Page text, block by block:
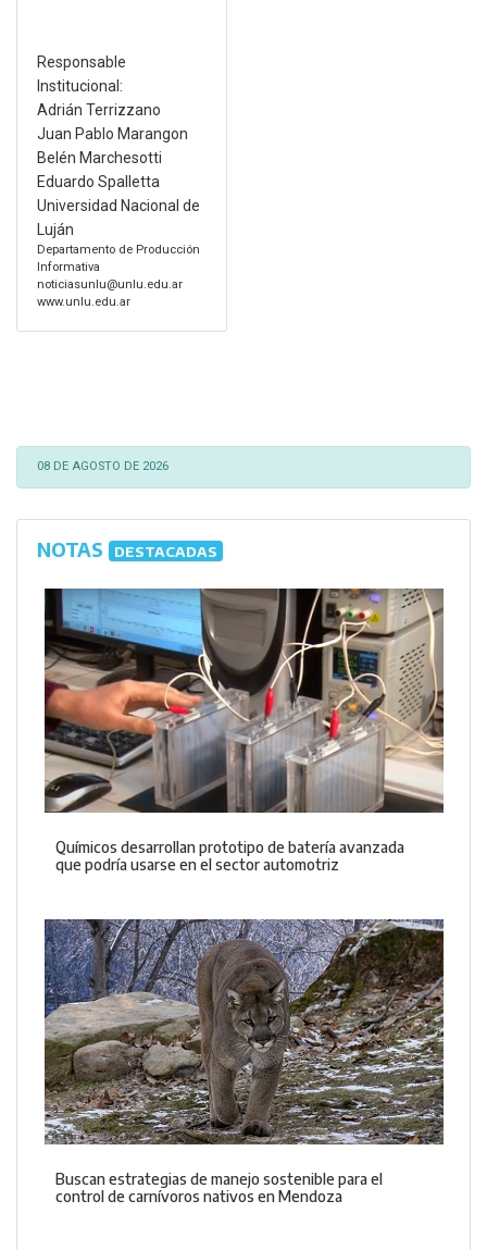
Responsable
Institucional:
Adrián Terrizzano
Juan Pablo Marangon
Belén Marchesotti
Eduardo Spalletta
Universidad Nacional de
Luján
Departamento de Producción
Informativa
noticiasunlu@unlu.edu.ar
www.unlu.edu.ar
08 DE AGOSTO DE 2026
NOTAS DESTACADAS
Químicos desarrollan prototipo de batería avanzada
que podría usarse en el sector automotriz
Buscan estrategias de manejo sostenible para el
control de carnívoros nativos en Mendoza